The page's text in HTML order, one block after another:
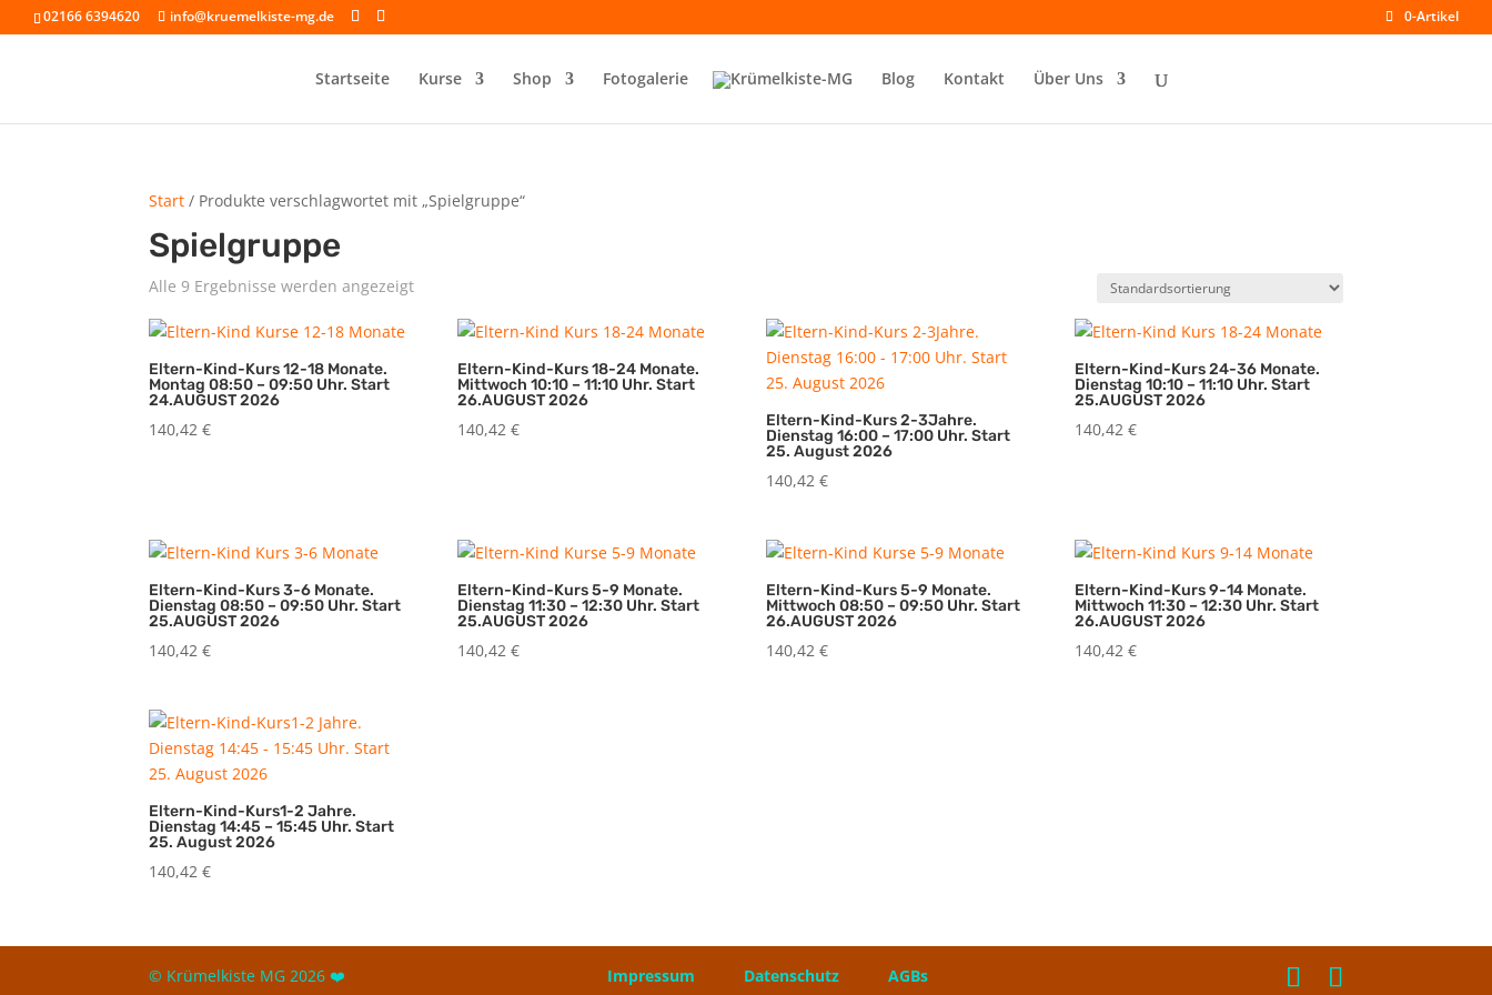
02166 6394620 info@kruemelkiste-mg.de 0-Artikel
Startseite Kurse Shop Fotogalerie Blog Kontakt Über Uns
Start / Produkte verschlagwortet mit „Spielgruppe“
Spielgruppe
Alle 9 Ergebnisse werden angezeigt
Eltern-Kind-Kurs 12-18 Monate.
Montag 08:50 – 09:50 Uhr. Start
24.AUGUST 2026
140,42€
Eltern-Kind-Kurs 18-24 Monate.
Mittwoch 10:10 – 11:10 Uhr. Start
26.AUGUST 2026
140,42€
Eltern-Kind-Kurs 2-3Jahre.
Dienstag 16:00 – 17:00 Uhr. Start
25. August 2026
140,42€
Eltern-Kind-Kurs 24-36 Monate.
Dienstag 10:10 – 11:10 Uhr. Start
25.AUGUST 2026
140,42€
Eltern-Kind-Kurs 3-6 Monate.
Dienstag 08:50 – 09:50 Uhr. Start
25.AUGUST 2026
140,42€
Eltern-Kind-Kurs 5-9 Monate.
Dienstag 11:30 – 12:30 Uhr. Start
25.AUGUST 2026
140,42€
Eltern-Kind-Kurs 5-9 Monate.
Mittwoch 08:50 – 09:50 Uhr. Start
26.AUGUST 2026
140,42€
Eltern-Kind-Kurs 9-14 Monate.
Mittwoch 11:30 – 12:30 Uhr. Start
26.AUGUST 2026
140,42€
Eltern-Kind-Kurs1-2 Jahre.
Dienstag 14:45 – 15:45 Uhr. Start
25. August 2026
140,42€
© Krümelkiste MG 2026 ❤️ Impressum Datenschutz AGBs